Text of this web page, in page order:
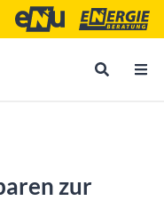
Energie- und
zur